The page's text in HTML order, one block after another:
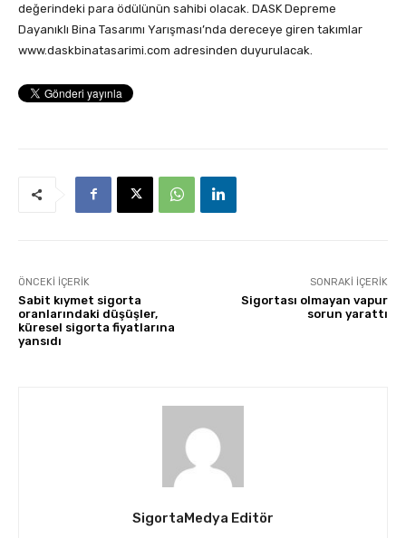
değerindeki para ödülünün sahibi olacak. DASK Depreme
Dayanıklı Bina Tasarımı Yarışması’nda dereceye giren takımlar
www.daskbinatasarimi.com adresinden duyurulacak.
ÖNCEKI İÇERIK
Sabit kıymet sigorta
oranlarındaki düşüşler,
küresel sigorta fiyatlarına
yansıdı
SONRAKI İÇERIK
Sigortası olmayan vapur
sorun yarattı
SigortaMedya Editör